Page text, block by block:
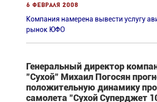
6 февраля 2008
Компания намерена вывести услугу
рынок ЮФО
Генеральный директор
"Сухой" Михаил Погосян
положительную динамику
самолета "Сухой Суперджет